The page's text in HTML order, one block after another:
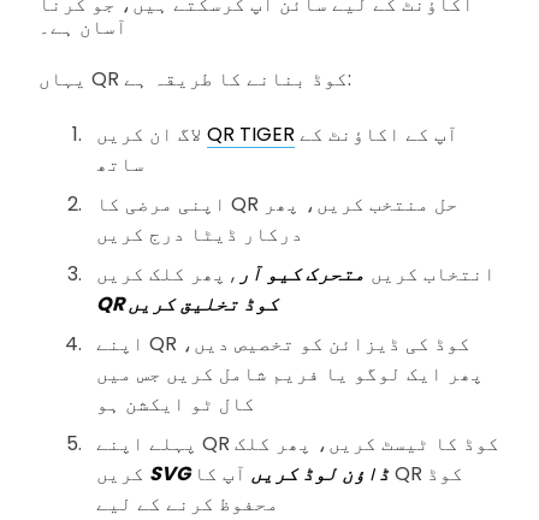
آسان ہے۔
یہاں QR کوڈ بنانے کا طریقہ ہے:
QR TIGER
ساتھ
اپنی مرضی کا QR حل منتخب کریں، پھر
درکار ڈیٹا درج کریں
انتخاب کریں متحرک کیو آر , پھر کلک کریں
QR کوڈ تخلیق کریں
اپنے QR کوڈ کی ڈیزائن کو تخصیص دیں،
پھر ایک لوگو یا فریم شامل کریں جس میں
کال ٹو ایکشن ہو
پہلے اپنے QR کوڈ کا ٹیسٹ کریں، پھر کلک
SVG ڈاؤن لوڈ کریں آپ کا QR کوڈ
محفوظ کرنے کے لیے